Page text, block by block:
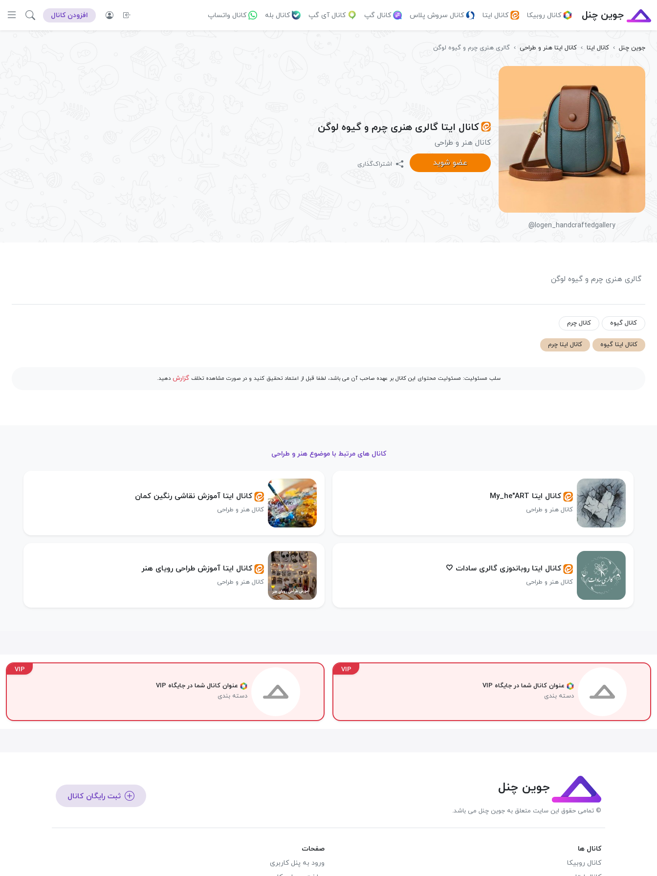
جوین چنل کانال روبیکا کانال ایتا کانال سروش پلاس کانال گپ کانال آی گپ کانال بله کانال واتساپ افزودن کانال
جوین چنل › کانال ایتا › کانال ایتا هنر و طراحی › گالری هنری چرم و گیوه لوگن
@logen_handcraftedgallery
کانال ایتا گالری هنری چرم و گیوه لوگن
کانال هنر و طراحی
عضو شوید
اشتراک‌گذاری
گالری هنری چرم و گیوه لوگن
کانال گیوه کانال چرم
کانال ایتا گیوه کانال ایتا چرم
سلب مسئولیت: مسئولیت محتوای این کانال بر عهده صاحب آن می باشد، لطفا قبل از اعتماد تحقیق کنید و در صورت مشاهده تخلفگزارش دهید.
کانال های مرتبط با موضوع هنر و طراحی
کانال ایتا My_he"ART
کانال هنر و طراحی
کانال ایتا آموزش نقاشی رنگین کمان
کانال هنر و طراحی
کانال ایتا روباندوزی گالری سادات 🤍
کانال هنر و طراحی
کانال ایتا آموزش طراحی رویای هنر
کانال هنر و طراحی
VIP
عنوان کانال شما در جایگاه VIP
دسته بندی
VIP
عنوان کانال شما در جایگاه VIP
دسته بندی
جوین چنل
© تمامی حقوق این سایت متعلق به جوین چنل می باشد.
ثبت رایگان کانال
کانال ها
کانال روبیکا
صفحات
ورود به پنل کاربری